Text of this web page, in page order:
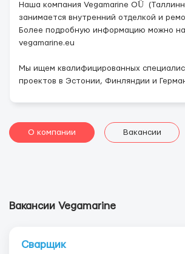
Наша компания Vegamarine OÜ
занимается внутренний отделкой и
Более подробную информацию можно
vegamarine.eu
Мы ищем квалифицированных
проектов в Эстонии, Финляндии и
О компании Вакансии
Вакансии Vegamarine
Сварщик